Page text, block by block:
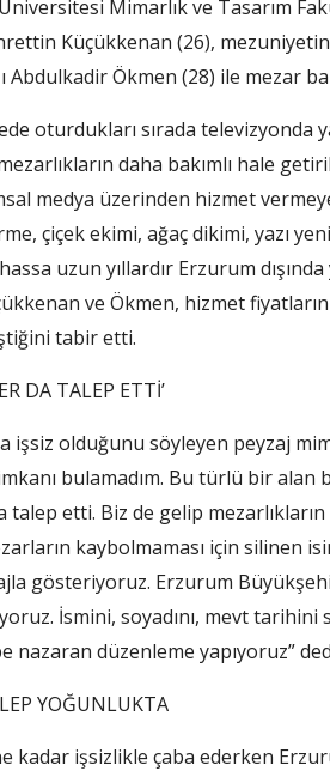
Mimarlık ve Tasarım
Küçükkenan (26),
Ökmen (28) ile mezar
oturdukları sırada
daha bakımlı hale
medya üzerinden hizmet
çiçek ekimi, ağaç dikimi, yazı
uzun yıllardır Erzurum
ve Ökmen, hizmet
tabir etti.
DA TALEP ETTİ’
olduğunu söyleyen peyzaj
bulamadım. Bu türlü bir
etti. Biz de gelip mezarlıkların
kaybolmaması için silinen
gösteriyoruz. Erzurum
İsmini, soyadını, mevt tarihini
nazaran düzenleme yapıyoruz”
YOĞUNLUKTA
kadar işsizlikle çaba ederken